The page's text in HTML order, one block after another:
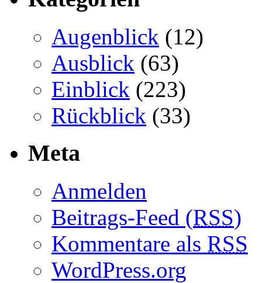
Augenblick (12)
Ausblick (63)
Einblick (223)
Rückblick (33)
Meta
Anmelden
Beitrags-Feed (RSS)
Kommentare als RSS
WordPress.org